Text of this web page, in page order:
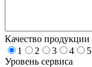
Качество продукции
1
2 3 4
5
Уровень сервиса